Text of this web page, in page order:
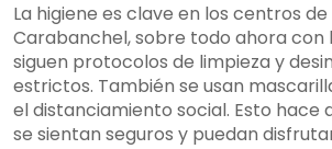
La higiene es clave en los centros
Carabanchel, sobre todo ahora con
siguen protocolos de limpieza y
estrictos. También se usan
el distanciamiento social. Esto hace
se sientan seguros y puedan